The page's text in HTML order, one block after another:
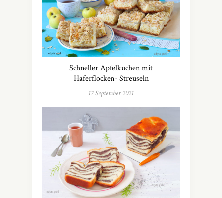
Schneller Apfelkuchen mit
Haferflocken- Streuseln
17 September 2021